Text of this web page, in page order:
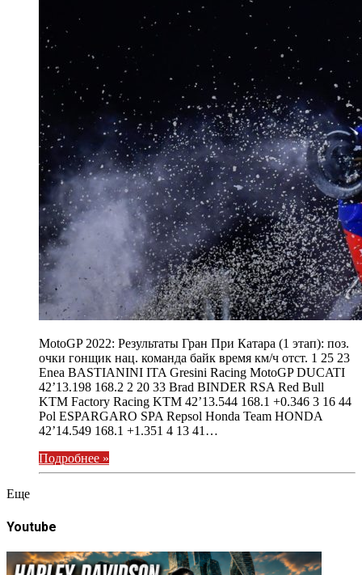
MotoGP 2022: Результаты Гран При Катара (1 этап): поз.
очки гонщик нац. команда байк время км/ч отст. 1 25 23
Enea BASTIANINI ITA Gresini Racing MotoGP DUCATI
42’13.198 168.2 2 20 33 Brad BINDER RSA Red Bull
KTM Factory Racing KTM 42’13.544 168.1 +0.346 3 16 44
Pol ESPARGARO SPA Repsol Honda Team HONDA
42’14.549 168.1 +1.351 4 13 41…
Подробнее »
Eще
Youtube